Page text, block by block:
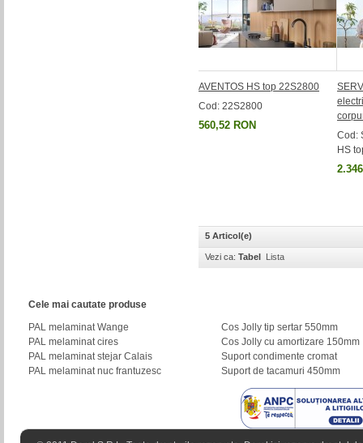
AVENTOS HS top 22S2800
Cod: 22S2800
560,52 RON
Cod:
HS
5 Articol(e)
Vezi ca: Tabel Lista
Cele mai cautate produse
PAL melaminat Wange
Cos Jolly tip sertar 550mm
PAL melaminat cires
Cos Jolly cu amortizare 150mm
PAL melaminat stejar Calais
Suport condimente cromat
PAL melaminat nuc frantuzesc
Suport de tacamuri 450mm